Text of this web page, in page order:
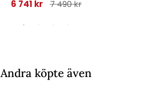
6 741 kr 7 490 kr
Andra köpte även